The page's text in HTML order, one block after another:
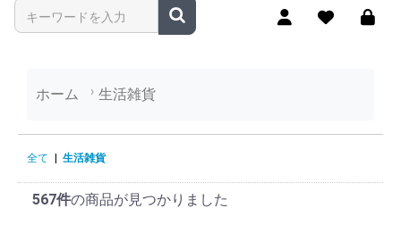
商品名やキーワードを入力
ホーム 生活雑貨
生活雑貨の商品一覧
全て 生活雑貨
567件の商品が見つかりました